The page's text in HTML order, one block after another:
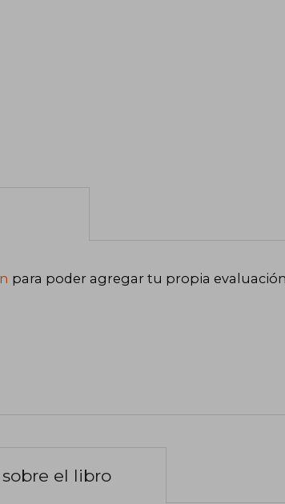
para poder agregar tu propia evaluación
el libro